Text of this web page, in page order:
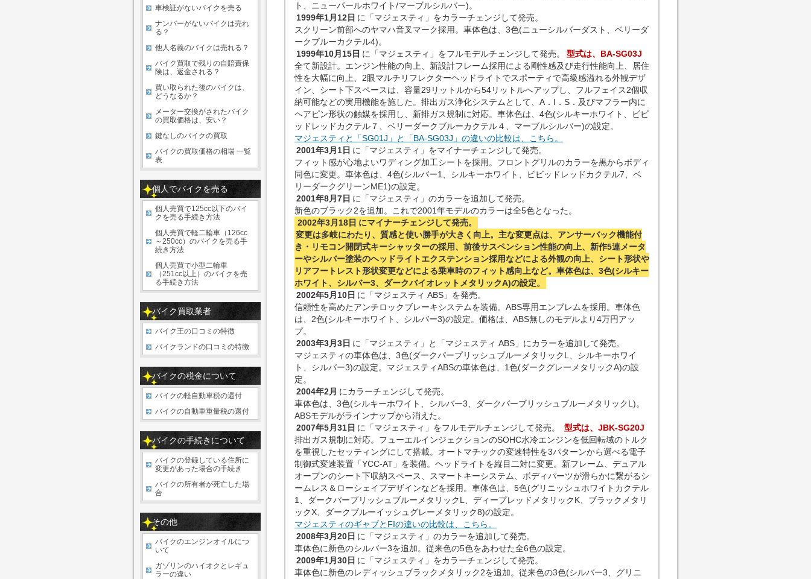
ト、ニューパールホワイト/マーブルシルバー)。
1999年1月12日 に「マジェスティ」をカラーチェンジして発売。
スクリーン前部へのヤマハ音叉マーク採用。車体色は、3色(ニューシルバーダスト、ベリーダ
ークブルーカクテル4)。
1999年10月15日 に「マジェスティ」をフルモデルチェンジして発売。
型式は、BA-SG03J
全て新設計。エンジン性能の向上、新設計フレーム採用による剛性感及び走行性能向上、居住
性を大幅に向上、2眼マルチリフレクターヘッドライトでスポーティで高級感溢れる外観デザ
イン、シート下スペースは、容量29リットルから54リットルへアップし、フルフェイス2個収
納可能などの実用機能を施した。排出ガス浄化システムとして、A．I．S．及びマフラー内に
ヘアピン形状の触媒を採用し、新排ガス規制に対応。車体色は、4色(シルキーホワイト、ビビ
ッドレッドカクテル７、ベリーダークブルーカクテル４、マーブルシルバー)の設定。
マジェスティと「SG01J」と「BA-SG03J」の違いの比較は、こちら。
2001年3月1日 に「マジェスティ」をマイナーチェンジして発売。
フィット感が心地よいワディング加工シートを採用。フロントグリルのカラーを黒からボディ
同色に変更。車体色は、4色(シルバー1、シルキーホワイト、ビビッドレッドカクテル7、ベ
リーダークグリーンME1)の設定。
2001年8月7日 に「マジェスティ」のカラーを追加して発売。
新色のブラック2を追加。これで2001年モデルのカラーは全5色となった。
2002年3月18日 にマイナーチェンジして発売。
変更は多岐にわたり、質感と使い勝手が大きく向上。主な変更点は、アンサーバック機能付
き・リモコン開閉式キーシャッターの採用、前後サスペンション性能の向上、新作5連メータ
ーやシルバー塗装のヘッドライトエクステンション採用などによる外観の向上、シート形状や
リアフートレスト形状変更などによる乗車時のフィット感向上など。車体色は、3色(シルキー
ホワイト、シルバー3、ダークバイオレットメタリックA)の設定。
2002年5月10日 に「マジェスティ ABS」を発売。
信頼性を高めたアンチロックブレーキシステムを装備。ABS専用エンブレムを採用。車体色
は、2色(シルキーホワイト、シルバー3)の設定。価格は、ABS無しのモデルより4万円アッ
プ。
2003年3月3日 に「マジェスティ」と「マジェスティ ABS」にカラーを追加して発売。
マジェスティの車体色は、3色(ダークパープリッシュブルーメタリックL、シルキーホワイ
ト、シルバー3)の設定。マジェスティABSの車体色は、1色(ダークグレーメタリックA)の設
定。
2004年2月 にカラーチェンジして発売。
車体色は、3色(シルキーホワイト、シルバー3、ダークバーブリッシュブルーメタリックL)。
ABSモデルがラインナップから消えた。
2007年5月31日 に「マジェスティ」をフルモデルチェンジして発売。
型式は、JBK-SG20J
排出ガス規制に対応。フューエルインジェクションのSOHC水冷エンジンを低回転域のトルク
を重視したセッティングにして搭載。オートマチックの変速特性を3パターンから選べる電子
制御式変速装置「YCC-AT」を装備。ヘッドライトを縦目二対に変更。新フレーム、デュアル
オープンのシート下収納スペース、スマートキーシステム、ボディパーツが滑らかに繋がるシ
ームレス＆ローシェイプデザインなどを採用。車体色は、5色(グリニッシュホワイトカクテル
1、ダークパープリッシュブルーメタリックL、ディープレッドメタリックK、ブラックメタリ
ックX、ダークブルーイッシュグレーメタリック8)の設定。
マジェスティのギャブとFIの違いの比較は、こちら。
2008年3月20日 に「マジェスティ」のカラーを追加して発売。
車体色に新色のシルバー3を追加。従来色の5色をあわせた全6色の設定。
2009年1月30日 に「マジェスティ」をカラーチェンジして発売。
車体色に新色のレディッシュブラックメタリック2を追加。従来色の3色(シルバー3、グリニ
車検証がないバイクを売る
ナンバーがないバイクは売れ
る？
他人名義のバイクは売れる？
バイク買取で残りの自賠責保
険は、返金される？
買い取られた後のバイクは、
どうなるか？
メーター交換がされたバイク
の買取価格は、安い？
鍵なしのバイクの買取
バイクの買取価格の相場 一覧
表
個人でバイクを売る
個人売買で125cc以下のバイ
クを売る手続き方法
個人売買で軽二輪車（126cc
～250cc）のバイクを売る手
続き方法
個人売買で小型二輪車
（251cc以上）のバイクを売
る手続き方法
バイク買取業者
バイク王の口コミの特徴
バイクランドの口コミの特徴
バイクの税金について
バイクの軽自動車税の還付
バイクの自動車重量税の還付
バイクの手続きについて
バイクの登録している住所に
変更があった場合の手続き
バイクの所有者が死亡した場
合
その他
バイクのエンジンオイルにつ
いて
ガゾリンのハイオクとレギュ
ラーの違い